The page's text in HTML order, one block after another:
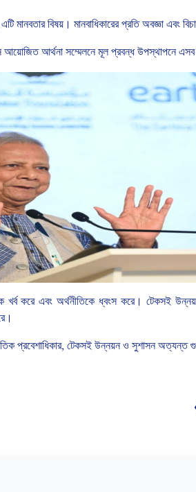
এটি মানবতার বিষয়। মানবাধিকারের প্রতি অবজ্ঞা এবং
আয়োজিত আর্থনা সম্মেলনে মূল প্রবন্ধ উপস্থাপনে এসব
খর্ব করে এবং অর্থনীতিকে ধ্বংস করে। টেকসই
প্রবেশাধিকার, টেকসই উন্নয়ন ও সুশাসন অত্যন্ত